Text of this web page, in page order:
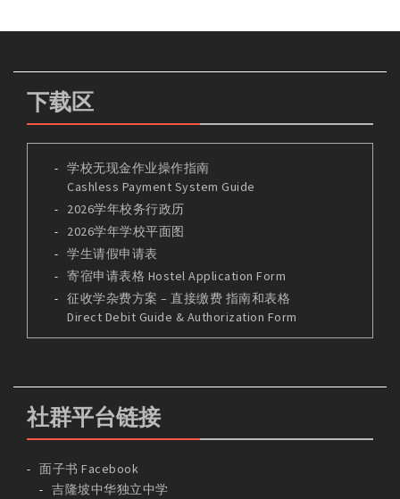
下载区
学校无现金作业操作指南
Cashless Payment System Guide
2026学年校务行政历
2026学年学校平面图
学生请假申请表
寄宿申请表格 Hostel Application Form
征收学杂费方案 – 直接缴费 指南和表格
Direct Debit Guide & Authorization Form
社群平台链接
面子书 Facebook
吉隆坡中华独立中学